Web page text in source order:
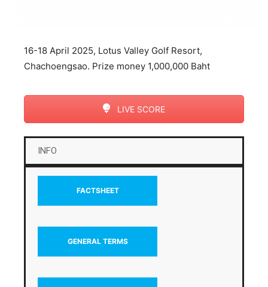
16-18 April 2025, Lotus Valley Golf Resort,
Chachoengsao. Prize money 1,000,000 Baht
LIVE SCORE
INFO
FACTSHEET
GENERAL TERMS